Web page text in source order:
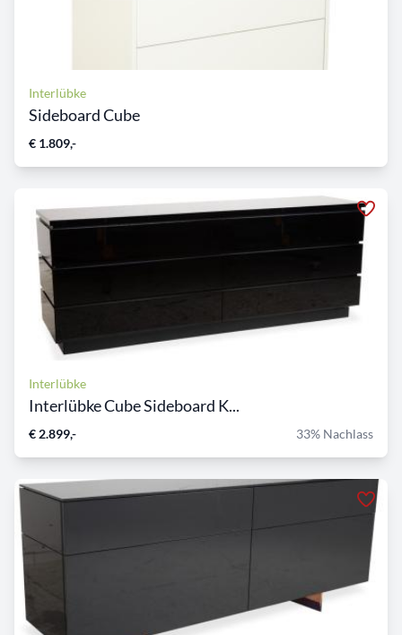
Interlübke
Sideboard Cube
€ 1.809,-
Interlübke
Interlübke Cube Sideboard K...
€ 2.899,- 33% Nachlass